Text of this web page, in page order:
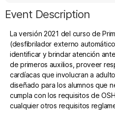
Event Description
La versión 2021 del curso de
(desfibrilador externo
identificar y brindar atención
de primeros auxilios, proveer
cardíacas que involucran a
diseñado para los alumnos que
cumpla con los requisitos de
cualquier otros requisitos